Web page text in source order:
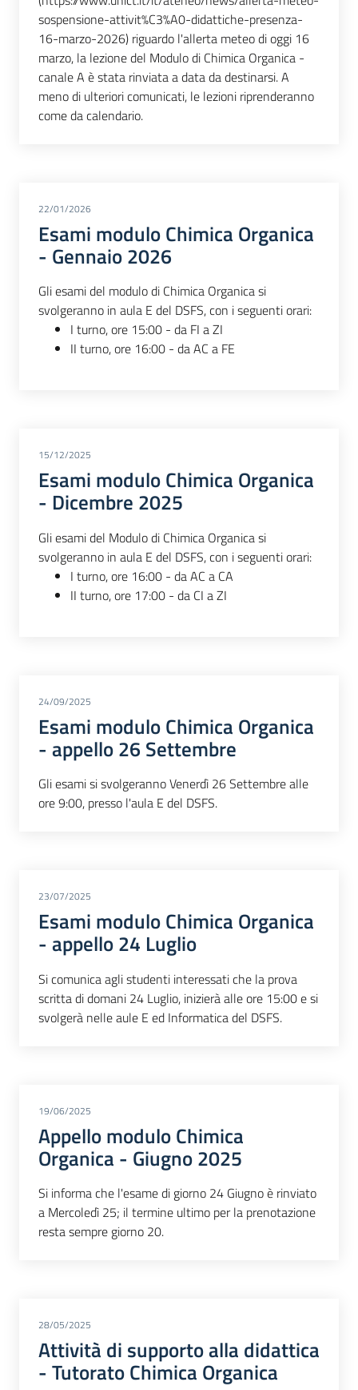
sospensione-attivit%C3%A0-didattiche-presenza-
16-marzo-2026) riguardo l'allerta meteo di oggi 16
marzo, la lezione del Modulo di Chimica Organica -
canale A è stata rinviata a data da destinarsi. A
meno di ulteriori comunicati, le lezioni riprenderanno
come da calendario.
22/01/2026
Esami modulo Chimica Organica
- Gennaio 2026
Gli esami del modulo di Chimica Organica si
svolgeranno in aula E del DSFS, con i seguenti orari:
I turno, ore 15:00 - da FI a ZI
II turno, ore 16:00 - da AC a FE
15/12/2025
Esami modulo Chimica Organica
- Dicembre 2025
Gli esami del Modulo di Chimica Organica si
svolgeranno in aula E del DSFS, con i seguenti orari:
I turno, ore 16:00 - da AC a CA
II turno, ore 17:00 - da CI a ZI
24/09/2025
Esami modulo Chimica Organica
- appello 26 Settembre
Gli esami si svolgeranno Venerdì 26 Settembre alle
ore 9:00, presso l'aula E del DSFS.
23/07/2025
Esami modulo Chimica Organica
- appello 24 Luglio
Si comunica agli studenti interessati che la prova
scritta di domani 24 Luglio, inizierà alle ore 15:00 e si
svolgerà nelle aule E ed Informatica del DSFS.
19/06/2025
Appello modulo Chimica
Organica - Giugno 2025
Si informa che l'esame di giorno 24 Giugno è rinviato
a Mercoledì 25; il termine ultimo per la prenotazione
resta sempre giorno 20.
28/05/2025
Attività di supporto alla didattica
- Tutorato Chimica Organica